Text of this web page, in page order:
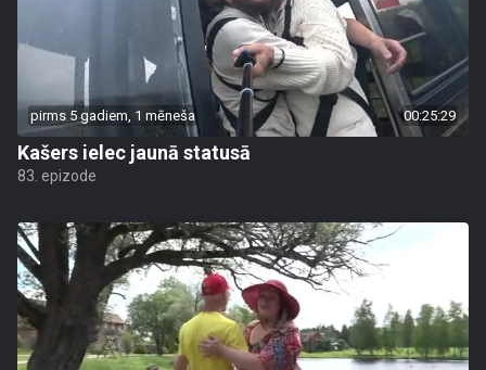
pirms 5 gadiem, 1 mēneša 00:25:29
Kašers ielec jaunā statusā
83. epizode